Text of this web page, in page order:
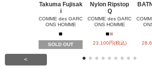
Takuma Fujisak
i
COMME des GARC
ONS HOMME
■
SOLD OUT
Nylon Ripstop
Q
COMME des GARC
ONS HOMME
■■
23,100円(税込)
<